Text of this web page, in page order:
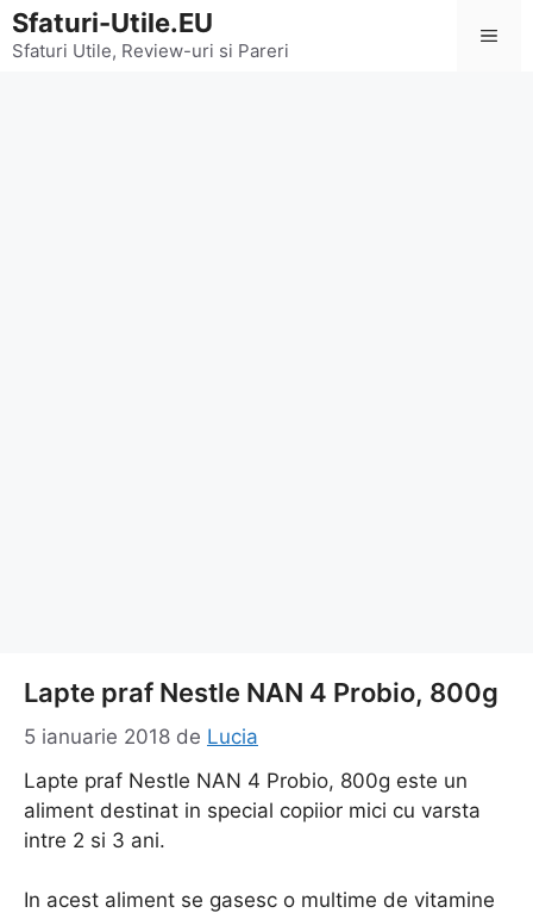
Sari
la
Sfaturi-Utile.EU
Sfaturi Utile, Review-uri si Pareri
Lapte praf Nestle NAN 4 Probio, 800g
5 ianuarie 2018 de Lucia
Lapte praf Nestle NAN 4 Probio, 800g este un
aliment destinat in special copiior mici cu varsta
intre 2 si 3 ani.
In acest aliment se gasesc o multime de vitamine